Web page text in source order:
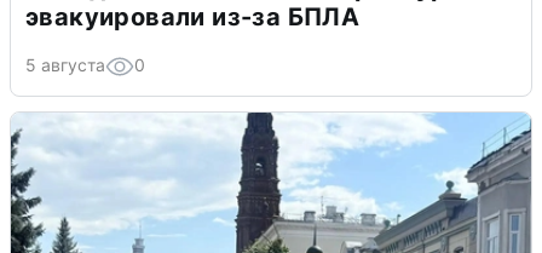
эвакуировали из-за БПЛА
5 августа 0